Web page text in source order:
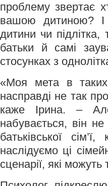
проблему звертає
вашою дитиною? І
дитини чи
батьки й самі
стосунках з
«Моя мета в
насправді не так
каже Ірина. –
набувається, він
батьківської
наслідуємо ці
сценарії, які